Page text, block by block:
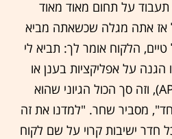
תעבוד על תחום מאוד מאוד
אז אתה מגלה שכשאתה מביא
הלקוח אומר לך: תביא לי
הגנה על אפליקציות בענן או
הגנה על ממשקי תוכנה (API), וזה סך הכול הגיוני שהוא
מסביר שחר. "למדנו את זה
חדר ישיבות קרוי על שם לקוח